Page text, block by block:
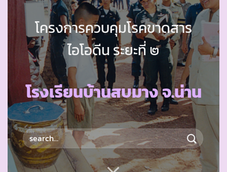
โครงการควบคุมโรคขาดสาร
ไอโอดีน ระยะที่ ๒
โรงเรียนบ้านสบมาง จ.น่าน